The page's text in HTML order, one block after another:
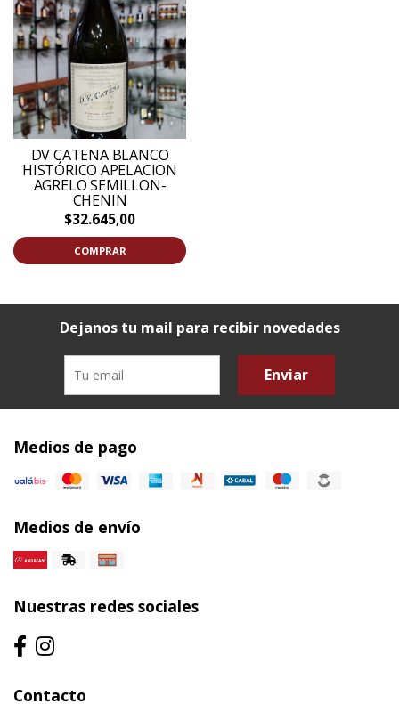
DV CATENA BLANCO
HISTÓRICO APELACION
AGRELO SEMILLON-
CHENIN
$32.645,00
COMPRAR
Dejanos tu mail para recibir novedades
Enviar
Medios de pago
Medios de envío
Nuestras redes sociales
Contacto